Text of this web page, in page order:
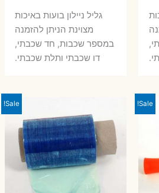
הנוכחי
המקורי
היה:
33 ₪.
₪.
גליל ניילון בועות באיכות
מצוינת הניתן להזמנה
במספר שכבות, חד שכבתי,
דו שכבתי ותלת שכבתי.
Sale!
Sale!